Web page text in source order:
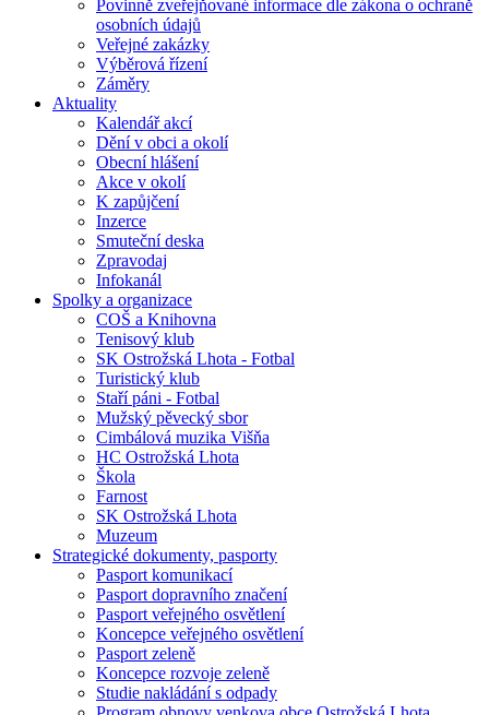
Povinně zveřejňované informace dle zákona o ochraně
osobních údajů
Veřejné zakázky
Výběrová řízení
Záměry
Aktuality
Kalendář akcí
Dění v obci a okolí
Obecní hlášení
Akce v okolí
K zapůjčení
Inzerce
Smuteční deska
Zpravodaj
Infokanál
Spolky a organizace
COŠ a Knihovna
Tenisový klub
SK Ostrožská Lhota - Fotbal
Turistický klub
Staří páni - Fotbal
Mužský pěvecký sbor
Cimbálová muzika Višňa
HC Ostrožská Lhota
Škola
Farnost
SK Ostrožská Lhota
Muzeum
Strategické dokumenty, pasporty
Pasport komunikací
Pasport dopravního značení
Pasport veřejného osvětlení
Koncepce veřejného osvětlení
Pasport zeleně
Koncepce rozvoje zeleně
Studie nakládání s odpady